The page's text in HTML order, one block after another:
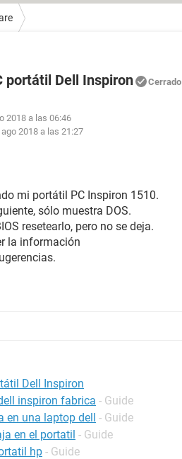
portátil Dell Inspiron Cerrado
2018 a las 06:46
ago 2018 a las 21:27
mi portátil PC Inspiron 1510.
sólo muestra DOS.
resetearlo, pero no se deja.
la información
Dell Inspiron
inspiron fabrica - Guide
en una laptop dell - Guide
en el portatil - Guide
hp - Guide